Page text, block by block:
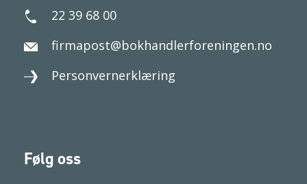
22 39 68 00
firmapost@bokhandlerforeningen.no
Personvernerklæring
Følg oss